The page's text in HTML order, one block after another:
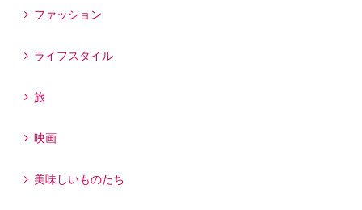
ファッション
ライフスタイル
旅
映画
美味しいものたち